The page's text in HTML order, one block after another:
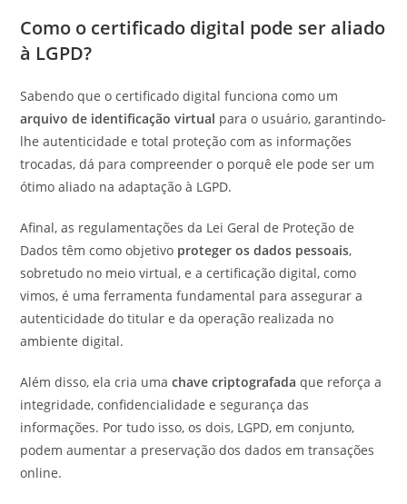
Como o certificado digital pode ser aliado
à LGPD?
Sabendo que o certificado digital funciona como um
arquivo de identificação virtual para o usuário, garantindo-
lhe autenticidade e total proteção com as informações
trocadas, dá para compreender o porquê ele pode ser um
ótimo aliado na adaptação à LGPD.
Afinal, as regulamentações da Lei Geral de Proteção de
Dados têm como objetivo proteger os dados pessoais,
sobretudo no meio virtual, e a certificação digital, como
vimos, é uma ferramenta fundamental para assegurar a
autenticidade do titular e da operação realizada no
ambiente digital.
Além disso, ela cria uma chave criptografada que reforça a
integridade, confidencialidade e segurança das
informações. Por tudo isso, os dois, LGPD, em conjunto,
podem aumentar a preservação dos dados em transações
online.